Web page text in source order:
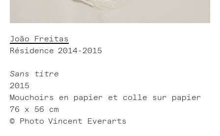
João Freitas
Résidence 2014-2015
Sans titre
2015
Mouchoirs en papier et colle sur papier
76 x 56 cm
© Photo Vincent Everarts